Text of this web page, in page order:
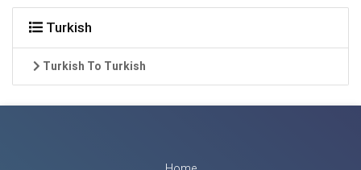
Turkish
Turkish To Turkish